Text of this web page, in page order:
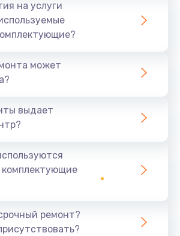
на услуги
может
выдает
комплектующие
ремонт?